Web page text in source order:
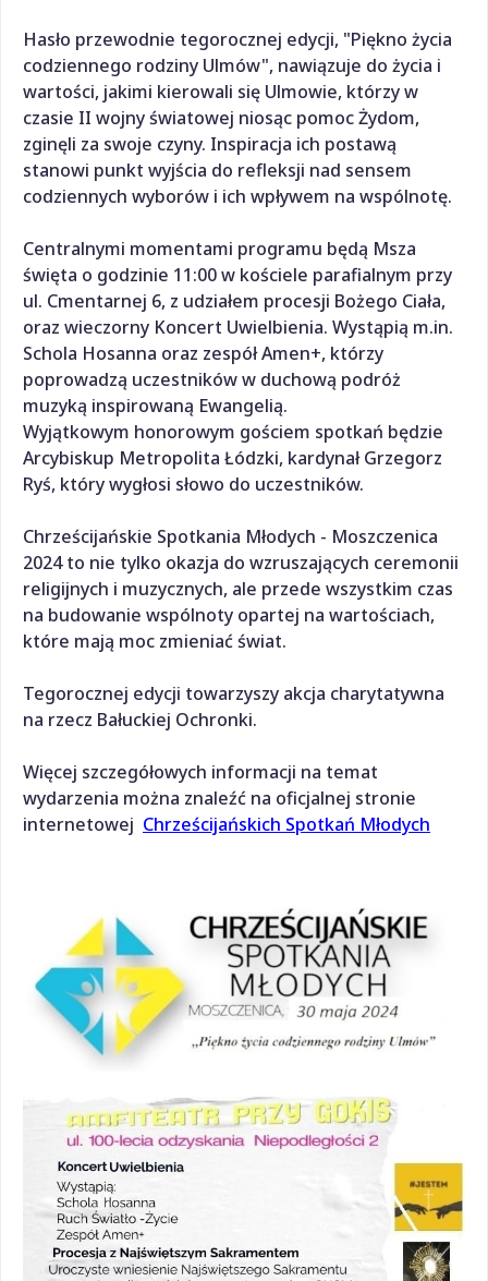
Hasło przewodnie tegorocznej edycji, "Piękno życia
codziennego rodziny Ulmów", nawiązuje do życia i
wartości, jakimi kierowali się Ulmowie, którzy w
czasie II wojny światowej niosąc pomoc Żydom,
zginęli za swoje czyny. Inspiracja ich postawą
stanowi punkt wyjścia do refleksji nad sensem
codziennych wyborów i ich wpływem na wspólnotę.
Centralnymi momentami programu będą Msza
święta o godzinie 11:00 w kościele parafialnym przy
ul. Cmentarnej 6, z udziałem procesji Bożego Ciała,
oraz wieczorny Koncert Uwielbienia. Wystąpią m.in.
Schola Hosanna oraz zespół Amen+, którzy
poprowadzą uczestników w duchową podróż
muzyką inspirowaną Ewangelią.
Wyjątkowym honorowym gościem spotkań będzie
Arcybiskup Metropolita Łódzki, kardynał Grzegorz
Ryś, który wygłosi słowo do uczestników.
Chrześcijańskie Spotkania Młodych - Moszczenica
2024 to nie tylko okazja do wzruszających ceremonii
religijnych i muzycznych, ale przede wszystkim czas
na budowanie wspólnoty opartej na wartościach,
które mają moc zmieniać świat.
Tegorocznej edycji towarzyszy akcja charytatywna
na rzecz Bałuckiej Ochronki.
Więcej szczegółowych informacji na temat
wydarzenia można znaleźć na oficjalnej stronie
internetowej Chrześcijańskich Spotkań Młodych